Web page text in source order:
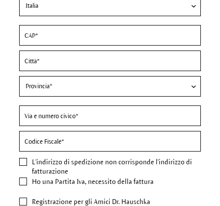
L'indirizzo di spedizione non corrisponde l'indirizzo di
fatturazione
Ho una Partita Iva, necessito della fattura
Registrazione per gli Amici Dr. Hauschka